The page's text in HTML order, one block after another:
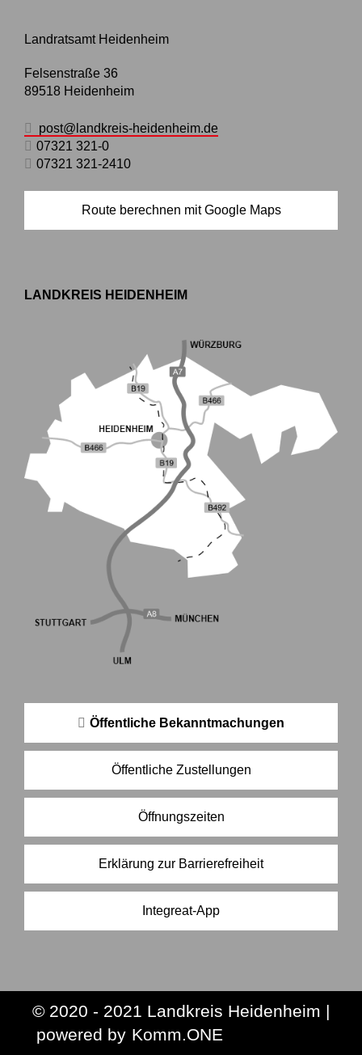
Landratsamt Heidenheim
Felsenstraße 36
89518 Heidenheim
post@landkreis-heidenheim.de
07321 321-0
07321 321-2410
Route berechnen mit Google Maps
LANDKREIS HEIDENHEIM
Öffentliche Bekanntmachungen
Öffentliche Zustellungen
Öffnungszeiten
Erklärung zur Barrierefreiheit
Integreat-App
© 2020 - 2021 Landkreis Heidenheim |
powered by Komm.ONE